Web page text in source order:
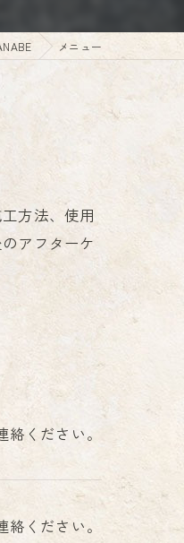
メニュー
方法、使用
アフターケ
ください。
ください。